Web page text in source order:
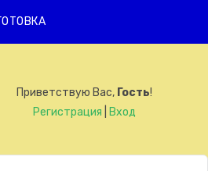
Приветствую Вас, Гость!
Регистрация
Вход